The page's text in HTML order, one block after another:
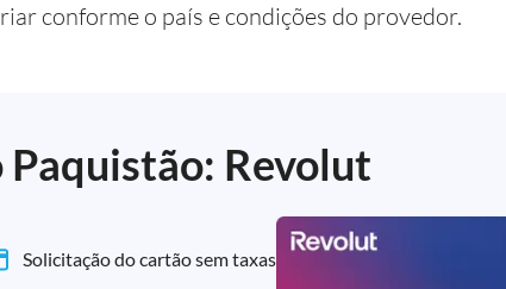
conforme o país e condições do provedor.
Revolut
Solicitação do cartão sem taxas